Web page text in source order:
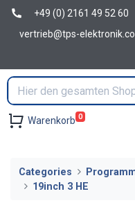
+49 (0) 2161 49 52 60
vertrieb@tps-
Warenkorb 0
Categories
19inch 3 HE